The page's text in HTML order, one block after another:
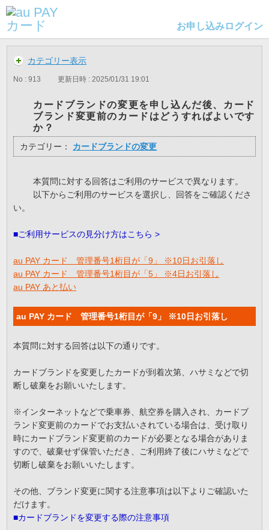
お申し込みログイン
カテゴリー表示
No : 913 更新日時 : 2025/01/31 19:01
カードブランドの変更を申し込んだ後、カード
ブランド変更前のカードはどうすればよいです
か？
カテゴリー： カードブランドの変更
本質問に対する回答はご利用のサービスで異なります。
以下からご利用のサービスを選択し、回答をご確認くださ
い。
■ご利用サービスの見分け方はこちら >
au PAY カード 管理番号1桁目が「9」 ※10日お引落し
au PAY カード 管理番号1桁目が「5」 ※4日お引落し
au PAY あと払い
au PAY カード 管理番号1桁目が「9」 ※10日お引落し
本質問に対する回答は以下の通りです。
カードブランドを変更したカードが到着次第、ハサミなどで切
断し破棄をお願いいたします。
※インターネットなどで乗車券、航空券を購入され、カードブ
ランド変更前のカードでお支払いされている場合は、受け取り
時にカードブランド変更前のカードが必要となる場合がありま
すので、破棄せず保管いただき、ご利用終了後にハサミなどで
切断し破棄をお願いいたします。
その他、ブランド変更に関する注意事項は以下よりご確認いた
だけます。
■カードブランドを変更する際の注意事項